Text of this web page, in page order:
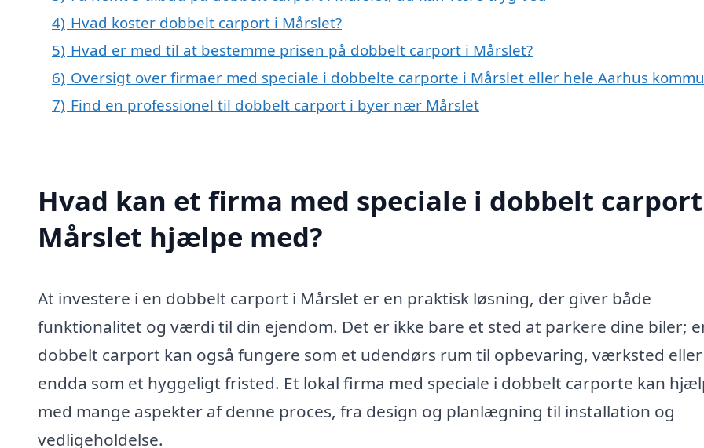
4) Hvad koster dobbelt carport i Mårslet?
5) Hvad er med til at bestemme prisen på dobbelt carport i Mårslet?
6) Oversigt over firmaer med speciale i dobbelte carporte i Mårslet eller hele Aarhus
7) Find en professionel til dobbelt carport i byer nær Mårslet
Hvad kan et firma med speciale i dobbelt
Mårslet hjælpe med?
At investere i en dobbelt carport i Mårslet er en praktisk løsning, der giver både
funktionalitet og værdi til din ejendom. Det er ikke bare et sted at parkere dine biler;
dobbelt carport kan også fungere som et udendørs rum til opbevaring, værksted eller
endda som et hyggeligt fristed. Et lokal firma med speciale i dobbelt carporte kan
med mange aspekter af denne proces, fra design og planlægning til installation og
vedligeholdelse.